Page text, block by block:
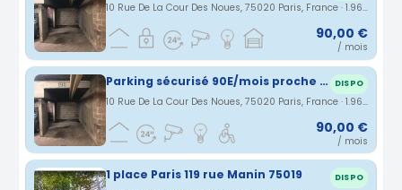
10 Rue De La Cour Des Noues, 75020 Paris, France · 1.96 km
90,00 €
/ mois
Parking sécurisé 90E/mois proche métro Gambetta DISPO
10 Rue De La Cour Des Noues, 75020 Paris, France · 1.96 km
90,00 €
/ mois
1 place Paris 119 rue Manin 75019 DISPO